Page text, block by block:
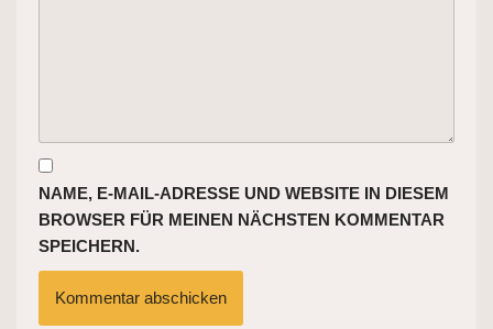
NAME, E-MAIL-ADRESSE UND WEBSITE IN DIESEM
BROWSER FÜR MEINEN NÄCHSTEN KOMMENTAR
SPEICHERN.